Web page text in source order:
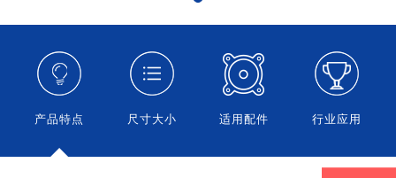
产品特点 尺寸大小 适用配件 行业应用